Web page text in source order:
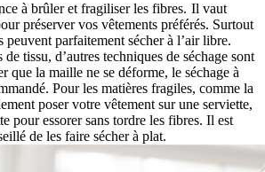
à brûler et fragiliser les fibres. Il vaut
préserver vos vêtements préférés. Surtout
peuvent parfaitement sécher à l’air libre.
tissu, d’autres techniques de séchage sont
que la maille ne se déforme, le séchage à
Pour les matières fragiles, comme la
poser votre vêtement sur une serviette,
pour essorer sans tordre les fibres. Il est
de les faire sécher à plat.